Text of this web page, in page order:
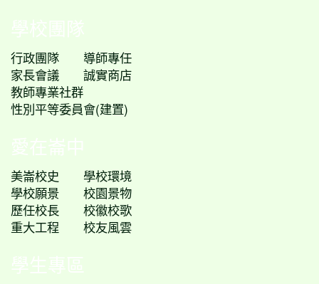
學校團隊
行政團隊
導師專任
家長會議
誠實商店
教師專業社群
性別平等委員會(建置)
愛在崙中
美崙校史
學校環境
學校願景
校園景物
歷任校長
校徽校歌
重大工程
校友風雲
學生專區